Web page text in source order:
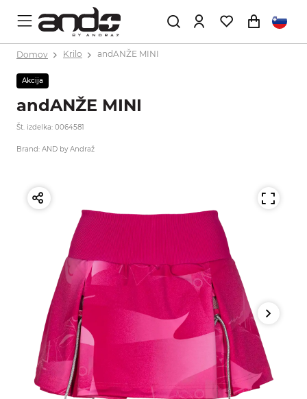
Domov Krilo andANŽE MINI
Akcija
andANŽE MINI
Št. izdelka: 0064581
Brand: AND by Andraž